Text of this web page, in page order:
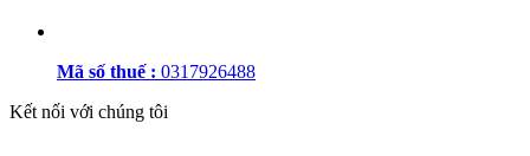
Mã số thuế : 0317926488
Kết nối với chúng tôi